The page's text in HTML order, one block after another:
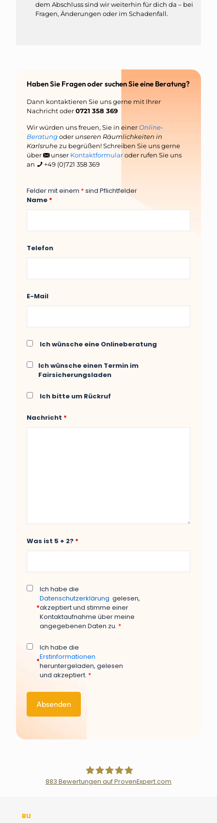
dem Abschluss sind wir weiterhin für dich da – bei
Fragen, Änderungen oder im Schadenfall.
Haben Sie Fragen oder suchen Sie eine Beratung?
Dann kontaktieren Sie uns gerne mit Ihrer
Nachricht oder0721 358 369
Wir würden uns freuen, Sie in einerOnline-
Beratungoder unseren Räumlichkeiten in
Karlsruhe zu begrüßen! Schreiben Sie uns gerne
über
unser Kontaktformularoder rufen Sie uns
an
+49 (0)721 358 369
Felder mit einem *sind Pflichtfelder
Name *
Telefon
E-Mail
Ich wünsche eine Onlineberatung
Ich wünsche einen Termin im
Fairsicherungsladen
Ich bitte um Rückruf
Nachricht *
Was ist 5 + 2? *
*
Ich habe die
Datenschutzerklärung gelesen,
akzeptiert und stimme einer
Kontaktaufnahme über meine
angegebenen Daten zu. *
*
Ich habe die
Erstinformationen
heruntergeladen, gelesen
und akzeptiert. *
883 Bewertungen auf ProvenExpert.com
BU